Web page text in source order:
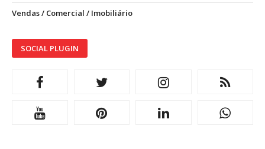
Vendas / Comercial / Imobiliário
SOCIAL PLUGIN